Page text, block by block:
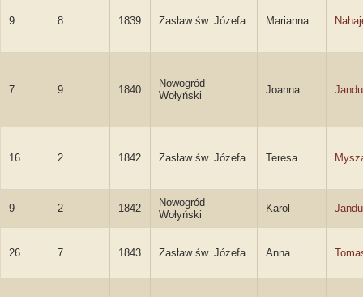
9 8 1839 Zasław św. Józefa Marianna
7 9 1840
Nowogród
Wołyński
Joanna
16 2 1842 Zasław św. Józefa Teresa
9 2 1842
Nowogród
Wołyński
Karol
26 7 1843 Zasław św. Józefa Anna